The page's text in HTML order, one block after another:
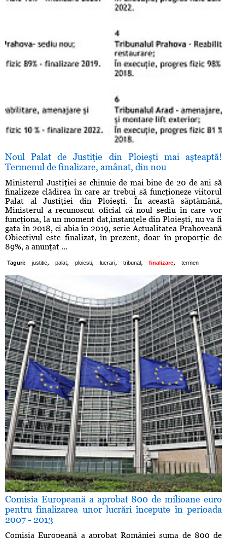
Noul Palat de Justiţie din Ploieşti mai aşteaptă!
Termenul de finalizare, amânat, din nou
Ministerul Justiţiei se chinuie de mai bine de 20 de ani să
finalizeze clădirea în care ar trebui să funcţioneze viitorul
Palat al Justiţiei din Ploieşti. În această săptămână,
Ministerul a recunoscut oficial că noul sediu în care vor
funcţiona, la un moment dat,instanţele din Ploieşti, nu va fi
gata în 2018, ci abia în 2019, scrie Actualitatea Prahoveană
Obiectivul este finalizat, în prezent, doar în proporţie de
89%, a anunţat ...
Taguri: justitie, palat, ploiesti, lucrari, tribunal , finalizare, termen
Comisia Europeană a aprobat 800 de milioane euro
pentru finalizarea unor lucrări începute în perioada
2007 - 2013
Comisia Europeană a aprobat României suma de 800 de